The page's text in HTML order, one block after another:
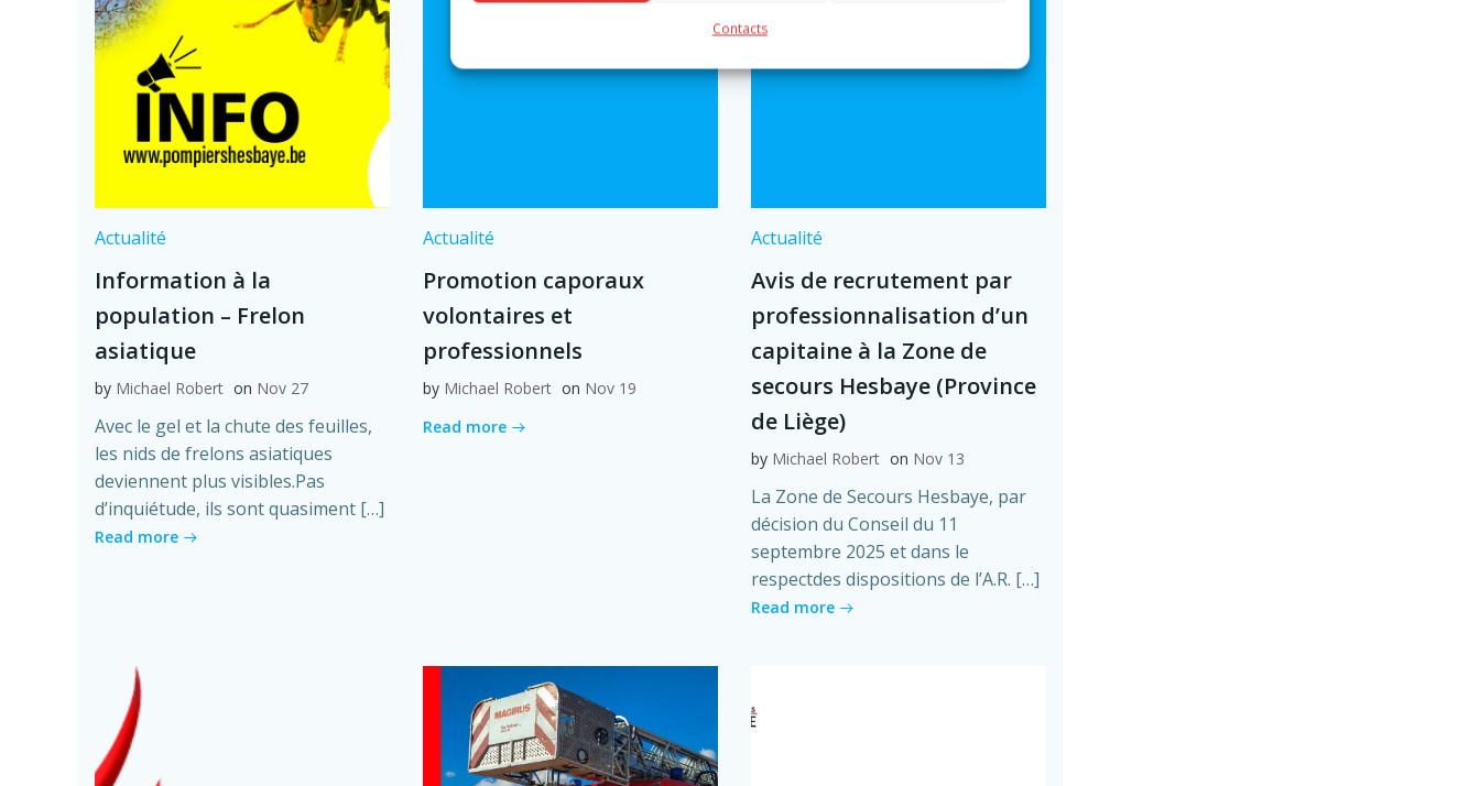
Contacts
Actualité
Information à la
population – Frelon
asiatique
by Michael Robert on Nov 27
Avec le gel et la chute des feuilles,
les nids de frelons asiatiques
deviennent plus visibles.Pas
d’inquiétude, ils sont quasiment […]
Read more
Actualité
Promotion caporaux
volontaires et
professionnels
by Michael Robert on Nov 19
Read more
Actualité
Avis de recrutement par
professionnalisation d’un
capitaine à la Zone de
secours Hesbaye (Province
de Liège)
by Michael Robert on Nov 13
La Zone de Secours Hesbaye, par
décision du Conseil du 11
septembre 2025 et dans le
respectdes dispositions de l’A.R. […]
Read more